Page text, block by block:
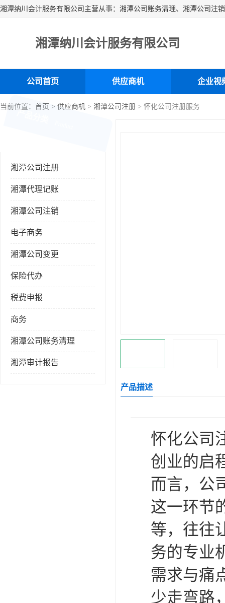
湘潭纳川会计服务有限公司
公司首页 供应商机 企业视
当前位置： 首页 > 供应商机 > 湘潭公司注册 > 怀化公司注册服务
湘潭公司注册
湘潭代理记账
湘潭公司注销
电子商务
湘潭公司变更
保险代办
税费申报
商务
湘潭公司账务清理
湘潭审计报告
产品描述
怀化公司
创业的启
而言，公
这一环节
等，往往
务的专业
需求与痛
少走弯路